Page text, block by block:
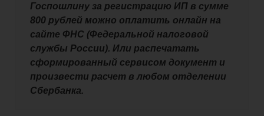
Госпошлину за регистрацию ИП в сумме
800 рублей можно оплатить онлайн на
сайте ФНС (Федеральной налоговой
службы России). Или распечатать
сформированный сервисом документ и
произвести расчет в любом отделении
Сбербанка.